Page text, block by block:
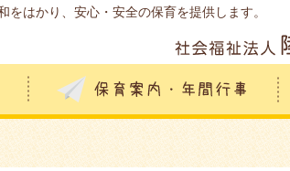
はかり、安心・安全の保育を提供します。